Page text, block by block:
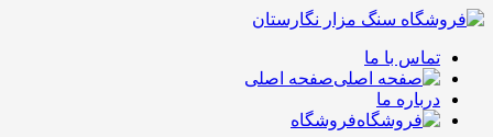
تماس با ما
صفحه اصلی
درباره ما
فروشگاه